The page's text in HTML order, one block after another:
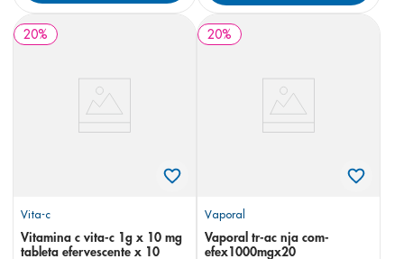
20%
Vita-c
Vitamina c vita-c 1g x 10 mg
tableta efervescente x 10
20%
Vaporal
Vaporal tr-ac nja com-
efex1000mgx20